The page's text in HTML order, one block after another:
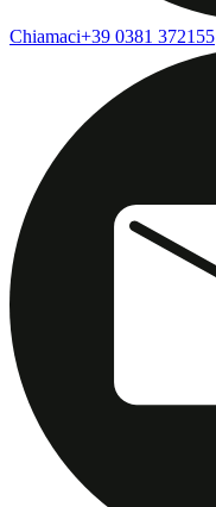
Chiamaci+39 0381 372155